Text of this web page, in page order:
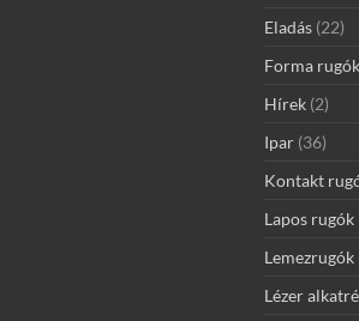
Eladás (22)
Forma rugók
Hírek (2)
Ipar (36)
Kontakt
Lapos rugók
Lemezrugók
Lézer